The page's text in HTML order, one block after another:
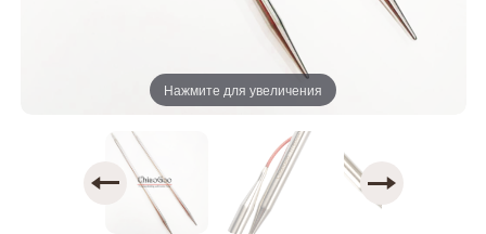
Нажмите для увеличения